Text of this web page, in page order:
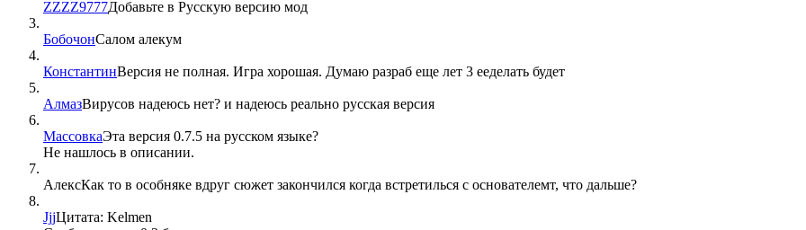
ZZZZ9777Добавьте в Русскую версию мод
БобочонСалом алекум
КонстантинВерсия не полная. Игра хорошая. Думаю разраб еще лет 3 ееделать будет
АлмазВирусов надеюсь нет? и надеюсь реально русская версия
МассовкаЭта версия 0.7.5 на русском языке?
Не нашлось в описании.
АлексКак то в особняке вдруг сюжет закончился когда встретилься с основателемт, что дальше?
JjjЦитата: Kelmen